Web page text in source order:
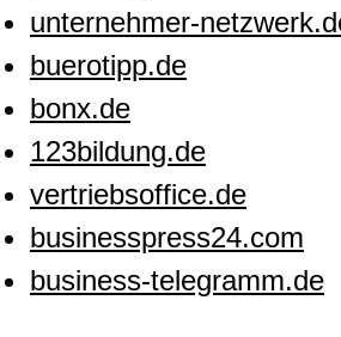
unternehmer-
buerotipp.de
bonx.de
123bildung.de
vertriebsoffice.de
businesspress24.com
business-telegramm.de